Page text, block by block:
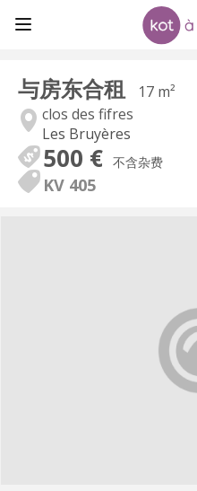
与房东合租
17 m²
clos des fifres
Les Bruyères
500 € 不含杂费
KV 405